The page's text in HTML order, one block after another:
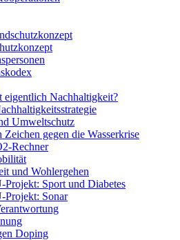
eigentlich Nachhaltigkeit?
Umweltschutz
Zeichen gegen die Wasserkrise
Rechner
und Wohlergehen
Projekt: Sport und Diabetes
Projekt: Sonar
Doping